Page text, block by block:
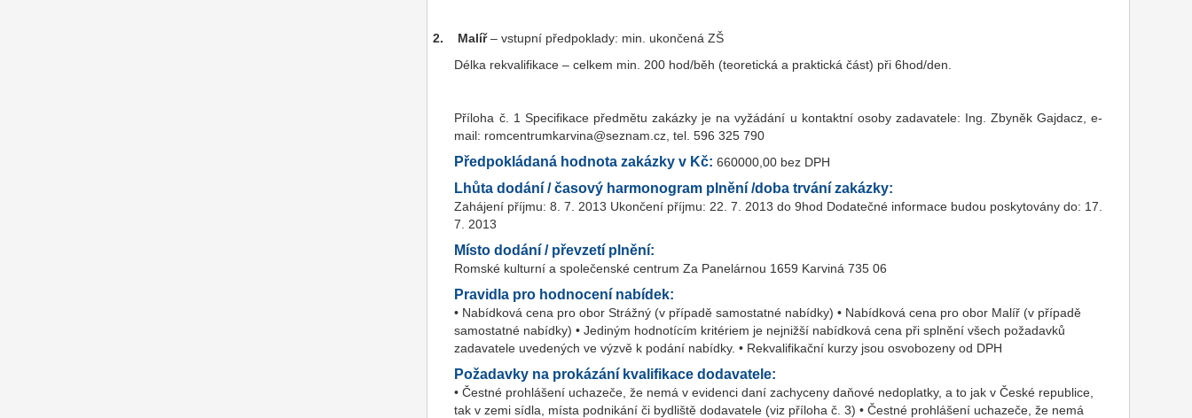
2. Malíř– vstupní předpoklady: min. ukončená ZŠ
Délka rekvalifikace – celkem min. 200 hod/běh (teoretická a praktická část) při 6hod/den.
Příloha č. 1 Specifikace předmětu zakázky je na vyžádání u kontaktní osoby zadavatele: Ing. Zbyněk Gajdacz, e-
mail: romcentrumkarvina@seznam.cz, tel. 596 325 790
Předpokládaná hodnota zakázky v Kč: 660000,00 bez DPH
Lhůta dodání / časový harmonogram plnění /doba trvání zakázky:
Zahájení příjmu: 8. 7. 2013 Ukončení příjmu: 22. 7. 2013 do 9hod Dodatečné informace budou poskytovány do: 17.
7. 2013
Místo dodání / převzetí plnění:
Romské kulturní a společenské centrum Za Panelárnou 1659 Karviná 735 06
Pravidla pro hodnocení nabídek:
• Nabídková cena pro obor Strážný (v případě samostatné nabídky) • Nabídková cena pro obor Malíř (v případě
samostatné nabídky) • Jediným hodnotícím kritériem je nejnižší nabídková cena při splnění všech požadavků
zadavatele uvedených ve výzvě k podání nabídky. • Rekvalifikační kurzy jsou osvobozeny od DPH
Požadavky na prokázání kvalifikace dodavatele:
• Čestné prohlášení uchazeče, že nemá v evidenci daní zachyceny daňové nedoplatky, a to jak v České republice,
tak v zemi sídla, místa podnikání či bydliště dodavatele (viz příloha č. 3) • Čestné prohlášení uchazeče, že nemá